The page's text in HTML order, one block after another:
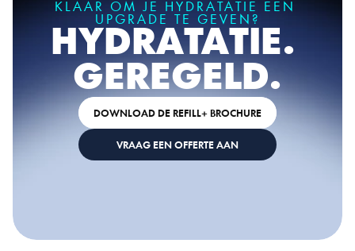
KLAAR OM JE HYDRATATIE EEN
UPGRADE TE GEVEN?
HYDRATATIE.
GEREGELD.
DOWNLOAD DE REFILL+ BROCHURE
VRAAG EEN OFFERTE AAN